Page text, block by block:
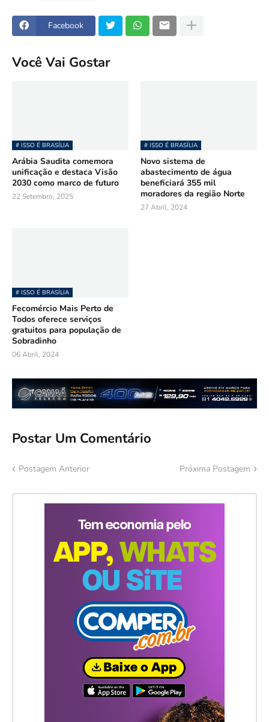
Facebook
Você Vai Gostar
# ISSO É BRASÍLIA
Arábia Saudita comemora
unificação e destaca Visão
2030 como marco de futuro
22 Setembro, 2025
# ISSO É BRASÍLIA
Novo sistema de
abastecimento de água
beneficiará 355 mil
moradores da região Norte
27 Abril, 2024
# ISSO É BRASÍLIA
Fecomércio Mais Perto de
Todos oferece serviços
gratuitos para população de
Sobradinho
06 Abril, 2024
Postar Um Comentário
Postagem Anterior Próxima Postagem